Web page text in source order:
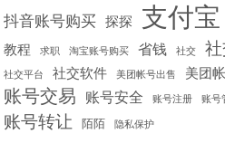
抖音账号购买 探探 支付宝
教程 求职 淘宝账号购买 省钱 社交
社交平台 社交软件 美团帐号出售 美团
账号交易 账号安全 账号注册 账号
账号转让 陌陌 隐私保护